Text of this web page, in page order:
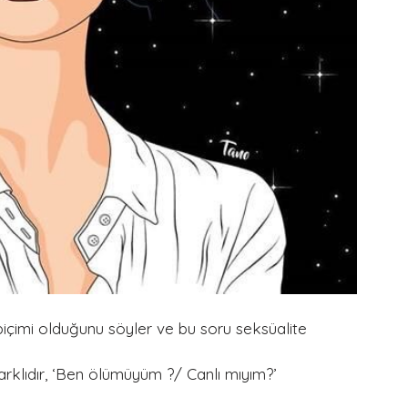
olduğunu söyler ve bu soru seksüalite
‘Ben ölümüyüm ?/ Canlı mıyım?’